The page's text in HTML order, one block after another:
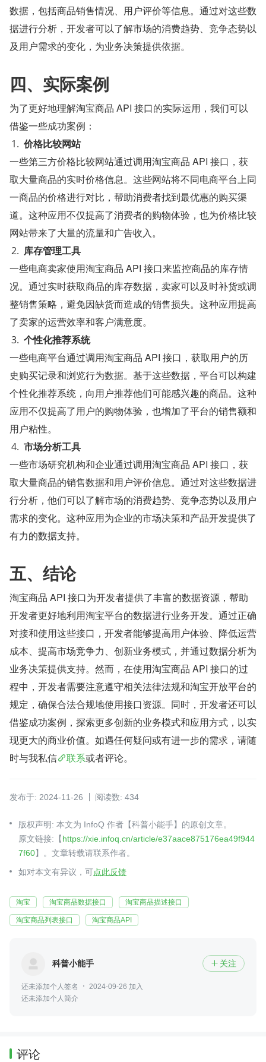
数据，包括商品销售情况、用户评价等信息。通过对这些数
据进行分析，开发者可以了解市场的消费趋势、竞争态势以
及用户需求的变化，为业务决策提供依据。
四、实际案例
为了更好地理解淘宝商品 API 接口的实际运用，我们可以
借鉴一些成功案例：
价格比较网站
一些第三方价格比较网站通过调用淘宝商品 API 接口，获
取大量商品的实时价格信息。这些网站将不同电商平台上同
一商品的价格进行对比，帮助消费者找到最优惠的购买渠
道。这种应用不仅提高了消费者的购物体验，也为价格比较
网站带来了大量的流量和广告收入。
库存管理工具
一些电商卖家使用淘宝商品 API 接口来监控商品的库存情
况。通过实时获取商品的库存数据，卖家可以及时补货或调
整销售策略，避免因缺货而造成的销售损失。这种应用提高
了卖家的运营效率和客户满意度。
个性化推荐系统
一些电商平台通过调用淘宝商品 API 接口，获取用户的历
史购买记录和浏览行为数据。基于这些数据，平台可以构建
个性化推荐系统，向用户推荐他们可能感兴趣的商品。这种
应用不仅提高了用户的购物体验，也增加了平台的销售额和
用户粘性。
市场分析工具
一些市场研究机构和企业通过调用淘宝商品 API 接口，获
取大量商品的销售数据和用户评价信息。通过对这些数据进
行分析，他们可以了解市场的消费趋势、竞争态势以及用户
需求的变化。这种应用为企业的市场决策和产品开发提供了
有力的数据支持。
五、结论
淘宝商品 API 接口为开发者提供了丰富的数据资源，帮助
开发者更好地利用淘宝平台的数据进行业务开发。通过正确
对接和使用这些接口，开发者能够提高用户体验、降低运营
成本、提高市场竞争力、创新业务模式，并通过数据分析为
业务决策提供支持。然而，在使用淘宝商品 API 接口的过
程中，开发者需要注意遵守相关法律法规和淘宝开放平台的
规定，确保合法合规地使用接口资源。同时，开发者还可以
借鉴成功案例，探索更多创新的业务模式和应用方式，以实
现更大的商业价值。如遇任何疑问或有进一步的需求，请随
时与我私信
联系或者评论。
发布于: 2024-11-26 阅读数: 434
版权声明: 本文为 InfoQ 作者【科普小能手】的原创文章。
原文链接:【https://xie.infoq.cn/article/e37aace875176ea49f944
7f60】。文章转载请联系作者。
如对本文有异议，可点此反馈
淘宝 淘宝商品数据接口 淘宝商品描述接口
淘宝商品列表接口 淘宝商品API
科普小能手  关注
还未添加个人签名
2024-09-26 加入
还未添加个人简介
评论